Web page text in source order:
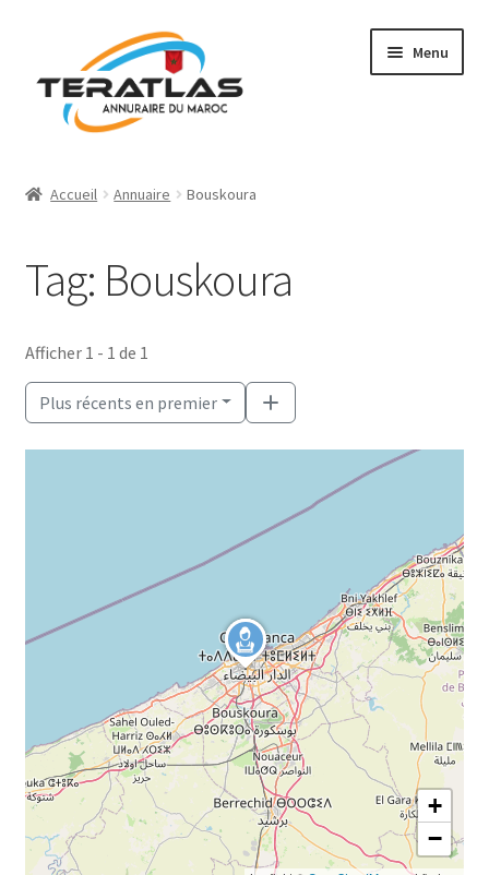
navigation
contenu
Menu
Annuaire
Mon compte
Accueil Annuaire Bouskoura
Tag: Bouskoura
Afficher 1 - 1 de 1
Plus récents en premier
+
−